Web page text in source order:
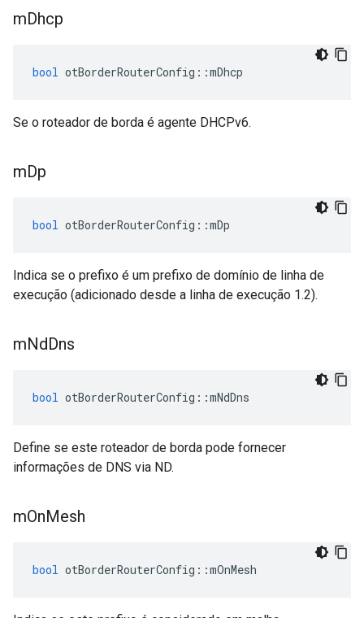
mDhcp
bool otBorderRouterConfig ::mDhcp
Se o roteador de borda é agente DHCPv6.
mDp
bool otBorderRouterConfig ::mDp
Indica se o prefixo é um prefixo de domínio de linha de
execução (adicionado desde a linha de execução 1.2).
mNdDns
bool otBorderRouterConfig ::mNdDns
Define se este roteador de borda pode fornecer
informações de DNS via ND.
mOnMesh
bool otBorderRouterConfig ::mOnMesh